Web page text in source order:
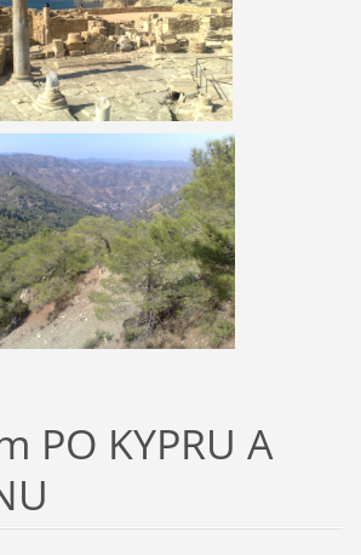
PO KYPRU A